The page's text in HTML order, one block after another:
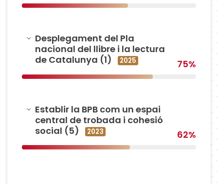
Amagar
Desplegament del Pla
nacional del llibre i la lectura
de Catalunya (1)
2025 75%
Amagar
Establir la BPB com un espai
central de trobada i cohesió
social (5)
2023 62%